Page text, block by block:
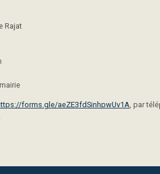
Rajat
forms.gle/aeZE3fdSinhpwUv1A , par